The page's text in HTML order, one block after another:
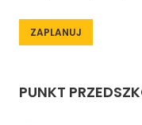
ZAPLANUJ
PUNKT